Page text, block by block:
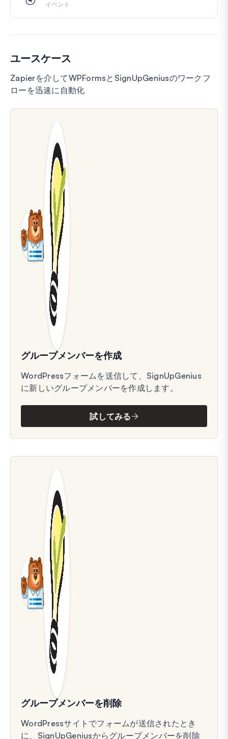
イベント
ユースケース
Zapierを介してWPFormsとSignUpGeniusのワークフ
ローを迅速に自動化
グループメンバーを作成
WordPressフォームを送信して、SignUpGenius
に新しいグループメンバーを作成します。
試してみる
グループメンバーを削除
WordPressサイトでフォームが送信されたとき
に、SignUpGeniusからグループメンバーを削除